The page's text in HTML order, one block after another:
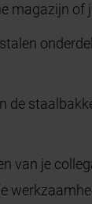
magazijn of
de
van je